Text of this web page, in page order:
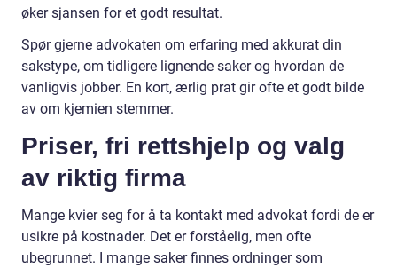
øker sjansen for et godt resultat.
Spør gjerne advokaten om erfaring med akkurat din
sakstype, om tidligere lignende saker og hvordan de
vanligvis jobber. En kort, ærlig prat gir ofte et godt bilde
av om kjemien stemmer.
Priser, fri rettshjelp og valg
av riktig firma
Mange kvier seg for å ta kontakt med advokat fordi de er
usikre på kostnader. Det er forståelig, men ofte
ubegrunnet. I mange saker finnes ordninger som